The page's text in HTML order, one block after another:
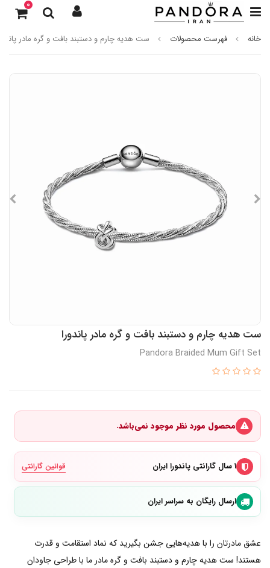
0
خانه فهرست محصولات ست هدیه چارم و دستبند بافت و گره مادر
ست هدیه چارم و دستبند بافت و گره مادر پاندورا
Pandora Braided Mum Gift Set
محصول مورد نظر موجود نمی‌باشد.
۱ سال گارانتی پاندورا ایران قوانین گارانتی
ارسال رایگان به سراسر ایران
عشق مادرتان را با هدیه‌هایی جشن بگیرید که نماد استقامت و قدرت
هستند! ست هدیه چارم و دستبند بافت و گره مادر ما با طراحی جاودان